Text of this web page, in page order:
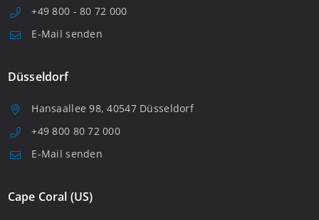
+49 800 - 80 72 000
E-Mail senden
Düsseldorf
Hansaallee 98, 40547 Düsseldorf
+49 800 80 72 000
E-Mail senden
Cape Coral (US)